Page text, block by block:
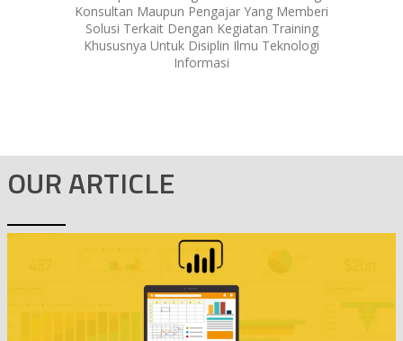
Konsultan Maupun Pengajar Yang Memberi
Solusi Terkait Dengan Kegiatan Training
Khususnya Untuk Disiplin Ilmu Teknologi
Informasi
OUR ARTICLE